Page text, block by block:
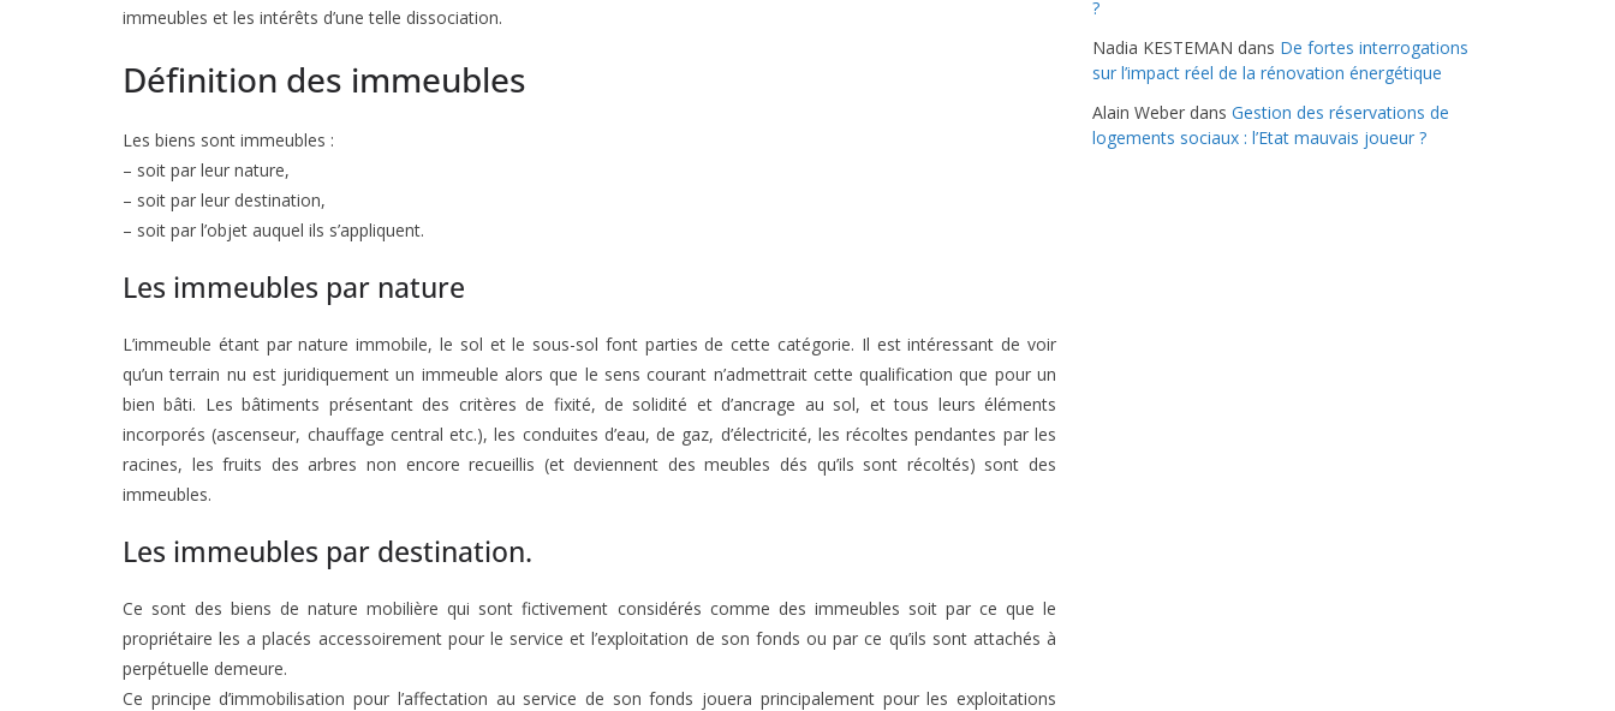
immeubles et les intérêts d’une telle dissociation.
Définition des immeubles
Les biens sont immeubles :
– soit par leur nature,
– soit par leur destination,
– soit par l’objet auquel ils s’appliquent.
Les immeubles par nature
L’immeuble étant par nature immobile, le sol et le sous-sol font parties de cette catégorie. Il est intéressant de voir
qu’un terrain nu est juridiquement un immeuble alors que le sens courant n’admettrait cette qualification que pour un
bien bâti. Les bâtiments présentant des critères de fixité, de solidité et d’ancrage au sol, et tous leurs éléments
incorporés (ascenseur, chauffage central etc.), les conduites d’eau, de gaz, d’électricité, les récoltes pendantes par les
racines, les fruits des arbres non encore recueillis (et deviennent des meubles dés qu’ils sont récoltés) sont des
immeubles.
Les immeubles par destination.
Ce sont des biens de nature mobilière qui sont fictivement considérés comme des immeubles soit par ce que le
propriétaire les a placés accessoirement pour le service et l’exploitation de son fonds ou par ce qu’ils sont attachés à
perpétuelle demeure.
Ce principe d’immobilisation pour l’affectation au service de son fonds jouera principalement pour les exploitations
?
Nadia KESTEMAN dans De fortes interrogations
sur l’impact réel de la rénovation énergétique
Alain Weber dans Gestion des réservations de
logements sociaux : l’Etat mauvais joueur ?